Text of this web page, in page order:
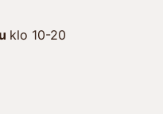
klo 10-20